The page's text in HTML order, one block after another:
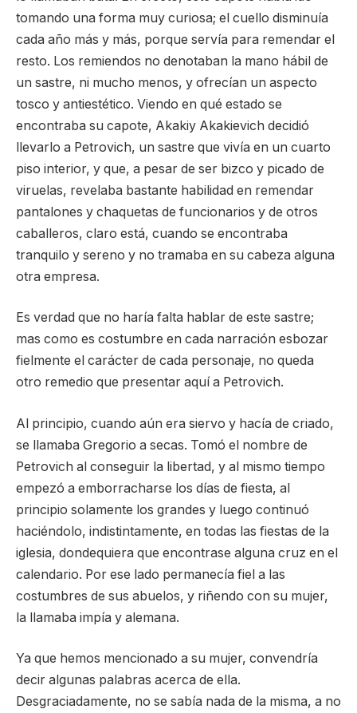
tomando una forma muy curiosa; el cuello disminuía
cada año más y más, porque servía para remendar el
resto. Los remiendos no denotaban la mano hábil de
un sastre, ni mucho menos, y ofrecían un aspecto
tosco y antiestético. Viendo en qué estado se
encontraba su capote, Akakiy Akakievich decidió
llevarlo a Petrovich, un sastre que vivía en un cuarto
piso interior, y que, a pesar de ser bizco y picado de
viruelas, revelaba bastante habilidad en remendar
pantalones y chaquetas de funcionarios y de otros
caballeros, claro está, cuando se encontraba
tranquilo y sereno y no tramaba en su cabeza alguna
otra empresa.
Es verdad que no haría falta hablar de este sastre;
mas como es costumbre en cada narración esbozar
fielmente el carácter de cada personaje, no queda
otro remedio que presentar aquí a Petrovich.
Al principio, cuando aún era siervo y hacía de criado,
se llamaba Gregorio a secas. Tomó el nombre de
Petrovich al conseguir la libertad, y al mismo tiempo
empezó a emborracharse los días de fiesta, al
principio solamente los grandes y luego continuó
haciéndolo, indistintamente, en todas las fiestas de la
iglesia, dondequiera que encontrase alguna cruz en el
calendario. Por ese lado permanecía fiel a las
costumbres de sus abuelos, y riñendo con su mujer,
la llamaba impía y alemana.
Ya que hemos mencionado a su mujer, convendría
decir algunas palabras acerca de ella.
Desgraciadamente, no se sabía nada de la misma, a no